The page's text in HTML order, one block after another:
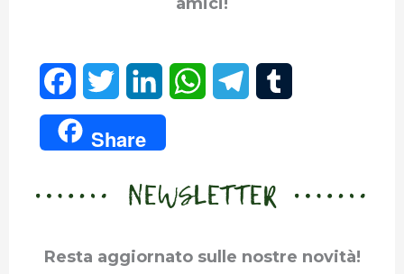
a
c
o
w
i
e
i
n
k
d
W
t
A
e
r
b
r
Share
NEWSLETTER
Resta aggiornato sulle nostre novità!